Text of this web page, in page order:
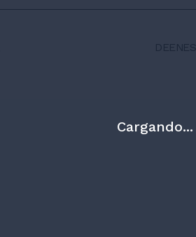
Cargando...
DEENES